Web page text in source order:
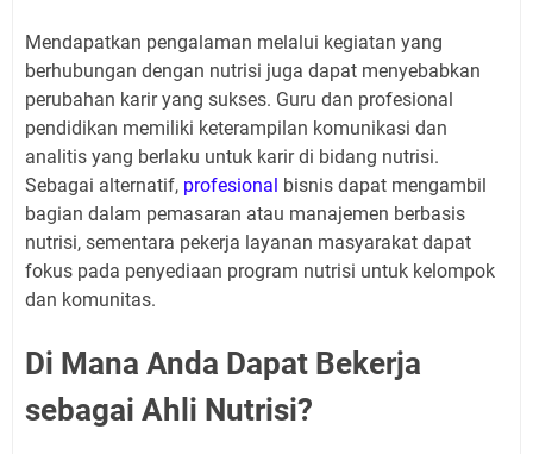
Mendapatkan pengalaman melalui kegiatan yang
berhubungan dengan nutrisi juga dapat menyebabkan
perubahan karir yang sukses. Guru dan profesional
pendidikan memiliki keterampilan komunikasi dan
analitis yang berlaku untuk karir di bidang nutrisi.
Sebagai alternatif, profesional bisnis dapat mengambil
bagian dalam pemasaran atau manajemen berbasis
nutrisi, sementara pekerja layanan masyarakat dapat
fokus pada penyediaan program nutrisi untuk kelompok
dan komunitas.
Di Mana Anda Dapat Bekerja
sebagai Ahli Nutrisi?